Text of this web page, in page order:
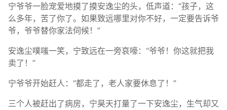
宁爷爷一脸宠爱地摸了摸安逸尘的头，低声道：“孩子，这
么多年，苦了你了。如果致远哪里对你不好，一定要告诉爷
爷，爷爷替你家法伺候！”
安逸尘噗嗤一笑，宁致远在一旁哀嚎：“爷爷！你这就把我
卖了！”
宁爷爷开始赶人：“都走了，老人家要休息了！”
三个人被赶出了病房，宁昊天打量了一下安逸尘，生气却又